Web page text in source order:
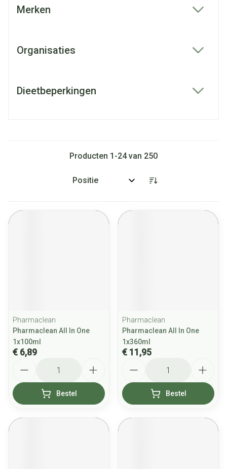
Merken
Organisaties
Dieetbeperkingen
Producten 1 -24van 250
Sorteer op:
Pharmaclean
Pharmaclean All In One
1x100ml
€ 6,89
Bestel
Pharmaclean
Pharmaclean All In One
1x360ml
€ 11,95
Bestel